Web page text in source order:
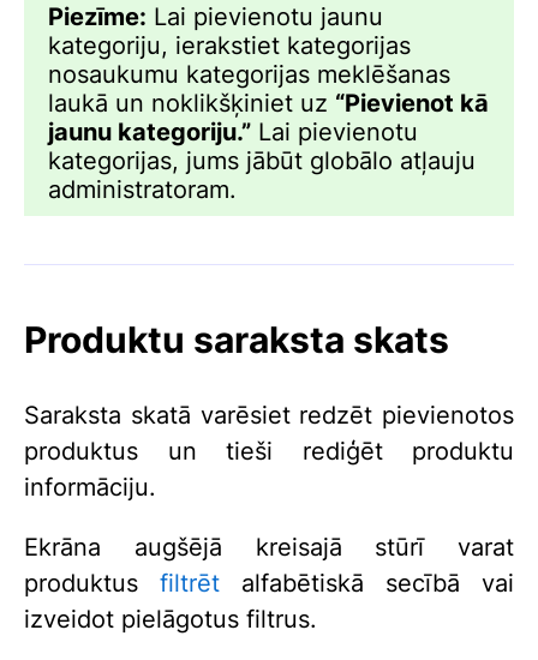
Piezīme: Lai pievienotu jaunu
kategoriju, ierakstiet kategorijas
nosaukumu kategorijas meklēšanas
laukā un noklikšķiniet uz “Pievienot kā
jaunu kategoriju.” Lai pievienotu
kategorijas, jums jābūt globālo atļauju
administratoram.
Produktu saraksta skats
Saraksta skatā varēsiet redzēt pievienotos
produktus un tieši rediģēt produktu
informāciju.
Ekrāna augšējā kreisajā stūrī varat
produktus filtrēt alfabētiskā secībā vai
izveidot pielāgotus filtrus.